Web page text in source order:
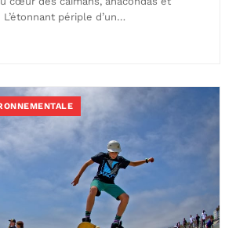
périple d’un…